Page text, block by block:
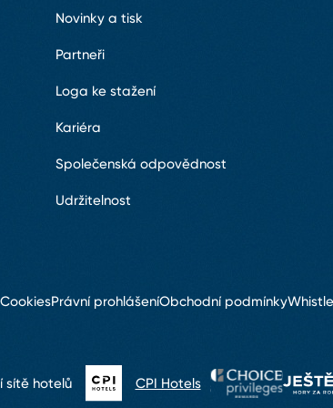
Novinky a tisk
Partneři
Loga ke stažení
Kariéra
Společenská odpovědnost
Udržitelnost
CookiesPrávní prohlášeníObchodní podmínky
sítě hotelů CPI Hotels